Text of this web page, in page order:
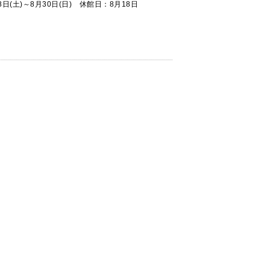
(土)～8月30日(日) 休館日：8月18日